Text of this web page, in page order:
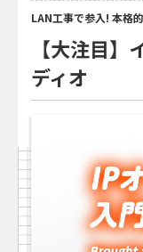
LAN工事で参入! 本格
【大注目
ディオ